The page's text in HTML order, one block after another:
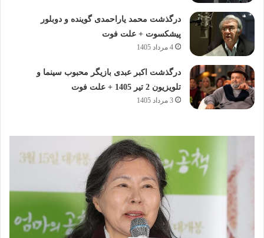
درگذشت محمد یاراحمدی گوینده و دوبلور
پیشکسوت + علت فوت
4 مرداد 1405
درگذشت اکبر عبدی بازیگر محبوب سینما و
تلویزیون 2 تیر 1405 + علت فوت
3 مرداد 1405